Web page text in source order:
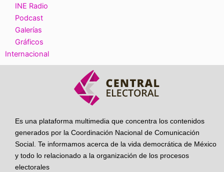
INE Radio
Podcast
Galerías
Gráficos
Internacional
Es una plataforma multimedia que concentra los contenidos
generados por la Coordinación Nacional de Comunicación
Social. Te informamos acerca de la vida democrática de México
y todo lo relacionado a la organización de los procesos
electorales